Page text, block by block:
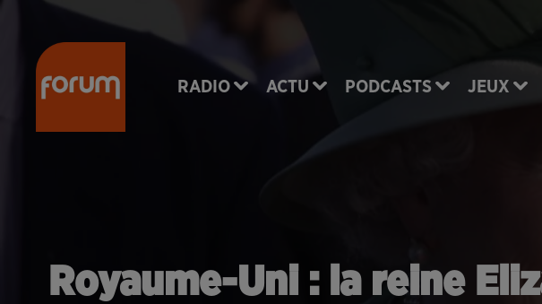
RADIO ACTU PODCASTS JEUX
Royaume-Uni : la reine